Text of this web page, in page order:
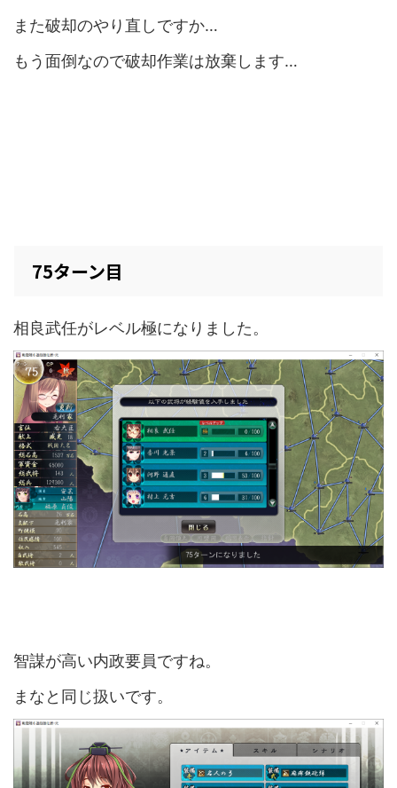
また破却のやり直しですか…
もう面倒なので破却作業は放棄します…
75ターン目
相良武任がレベル極になりました。
智謀が高い内政要員ですね。
まなと同じ扱いです。